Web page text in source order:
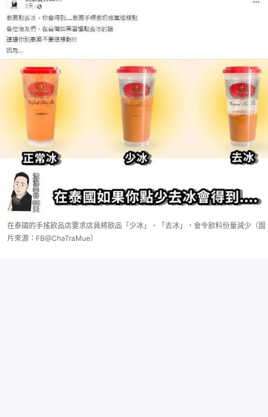
在泰國的手搖飲品店要求店員將飲品「少冰」、「去冰」，會令飲料份量減少（圖
片來源：FB@ChaTraMue）